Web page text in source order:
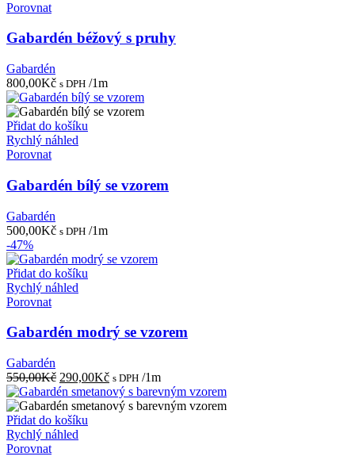
Porovnat
Gabardén béžový s pruhy
Gabardén
800,00Kč s DPH /1m
Přidat do košíku
Rychlý náhled
Porovnat
Gabardén bílý se vzorem
Gabardén
500,00Kč s DPH /1m
-47%
Přidat do košíku
Rychlý náhled
Porovnat
Gabardén modrý se vzorem
Gabardén
550,00Kč Původní
cena
byla:
550,00Kč.
290,00KčAktuální
cena
je:
s DPH /1m
Přidat do košíku
Rychlý náhled
Porovnat